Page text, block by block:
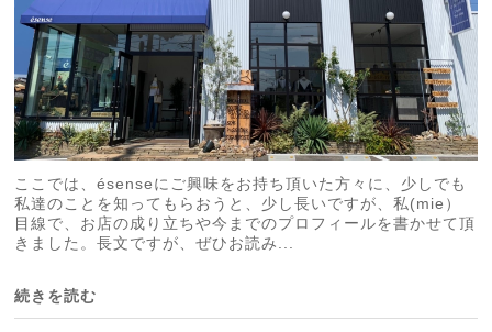
ここでは、ésenseにご興味をお持ち頂いた方々に、少しでも
私達のことを知ってもらおうと、少し長いですが、私(mie）
目線で、お店の成り立ちや今までのプロフィールを書かせて頂
きました。長文ですが、ぜひお読み...
続きを読む